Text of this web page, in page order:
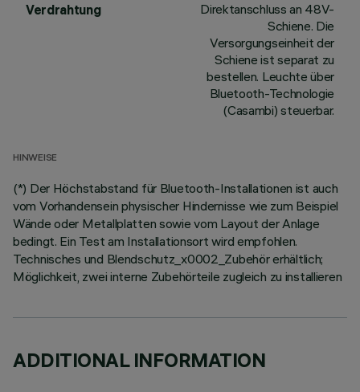
Verdrahtung
Direktanschluss an 48V-
Schiene. Die
Versorgungseinheit der
Schiene ist separat zu
bestellen. Leuchte über
Bluetooth-Technologie
(Casambi) steuerbar.
HINWEISE
(*) Der Höchstabstand für Bluetooth-Installationen ist auch
vom Vorhandensein physischer Hindernisse wie zum Beispiel
Wände oder Metallplatten sowie vom Layout der Anlage
bedingt. Ein Test am Installationsort wird empfohlen.
Technisches und Blendschutz_x0002_Zubehör erhältlich;
Möglichkeit, zwei interne Zubehörteile zugleich zu installieren
ADDITIONAL INFORMATION